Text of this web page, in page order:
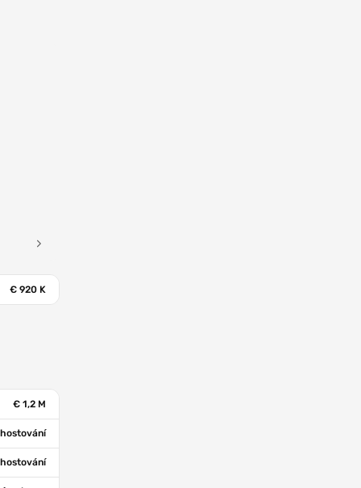
€ 920 K
€ 1,2 M